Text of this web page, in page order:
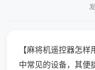
【麻将机遥控器怎
中常见的设备，其便